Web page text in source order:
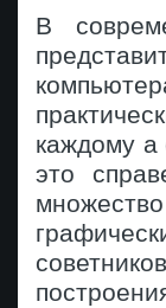
В
каждому а
это